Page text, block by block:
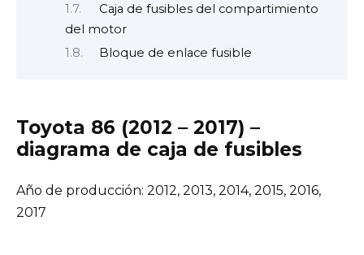
Caja de fusibles del compartimiento
del motor
Bloque de enlace fusible
Toyota 86 (2012 – 2017) –
diagrama de caja de fusibles
Año de producción: 2012, 2013, 2014, 2015, 2016,
2017